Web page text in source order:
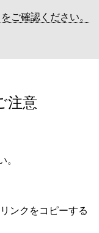
ご確認ください。
注意
。
リンクをコピーする